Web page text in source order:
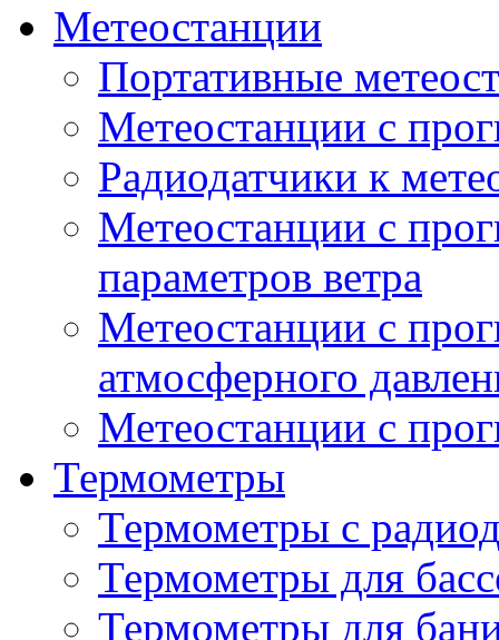
Метеостанции
Портативные
Метеостанции с
Радиодатчики к
Метеостанции с
параметров ветра
Метеостанции с
атмосферного
Метеостанции с
Термометры
Термометры с
Термометры для
Термометры для